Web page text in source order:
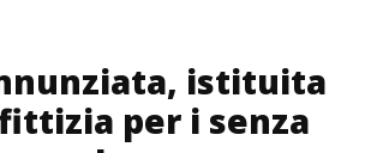
istituita
per i senza